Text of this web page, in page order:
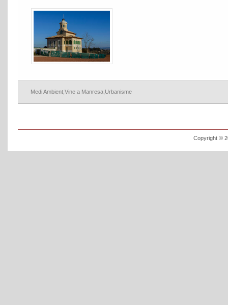
Medi Ambient Vine a Manresa Urbanisme
Copyright ©